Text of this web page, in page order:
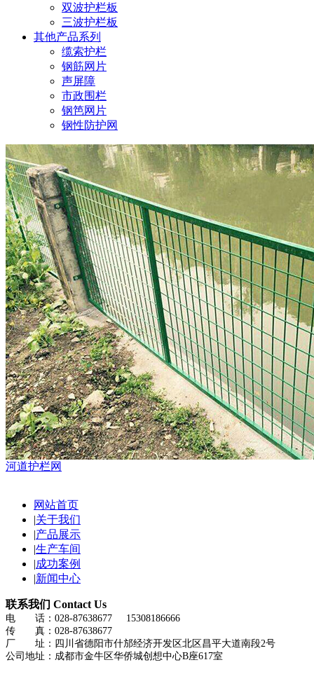
双波护栏板
三波护栏板
其他产品系列
缆索护栏
钢筋网片
声屏障
市政围栏
钢笆网片
钢性防护网
河道护栏网
网站首页
|关于我们
|产品展示
|生产车间
|成功案例
|新闻中心
联系我们 Contact Us
电 话：028-87638677 15308186666
传 真：028-87638677
厂 址：四川省德阳市什邡经济开发区北区昌平大道南段2号
公司地址：成都市金牛区华侨城创想中心B座617室